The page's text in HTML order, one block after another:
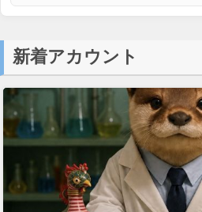
新着アカウント